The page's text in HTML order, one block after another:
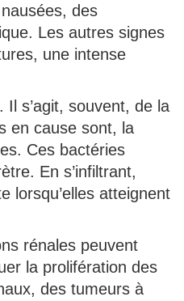
des
Les autres signes
une intense
s’agit, souvent, de la
en cause sont, la
Ces bactéries
En s’infiltrant,
lorsqu’elles atteignent
rénales peuvent
la prolifération des
des tumeurs à